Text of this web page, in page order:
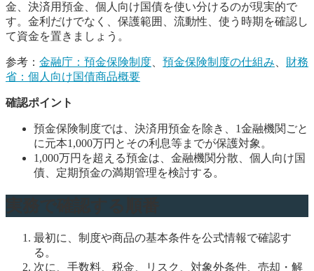
金、決済用預金、個人向け国債を使い分けるのが現実的で
す。金利だけでなく、保護範囲、流動性、使う時期を確認し
て資金を置きましょう。
参考： 金融庁：預金保険制度 預金保険制度の仕組み
財務
省：個人向け国債商品概要
確認ポイント
預金保険制度では、決済用預金を除き、1金融機関ごと
に元本1,000万円とその利息等までが保護対象。
1,000万円を超える預金は、金融機関分散、個人向け国
債、定期預金の満期管理を検討する。
最初に、制度や商品の基本条件を公式情報で確認す
る。
次に、手数料、税金、リスク、対象外条件、売却・解